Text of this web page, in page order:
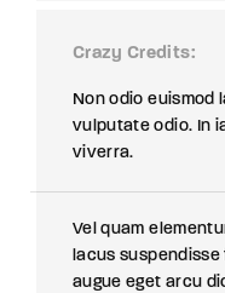
Crazy Credits
Non odio euismod
vulputate odio. In
viverra.
Vel quam
lacus
augue eget arcu